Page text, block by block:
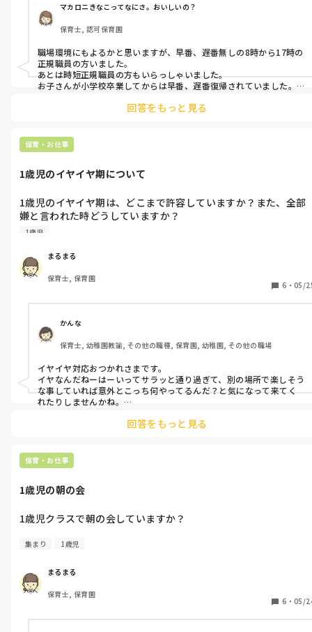
マカロニきなこってなにさ。おいしいの？
保育士, 認可保育園
職場環境にもよるかと思いますが、早番、遅番無しの8時から17時の
正規職員の方いました。
あとは時短正規職員の方もいらっしゃいました。
お子さんが小学校卒業してからは早番、遅番復帰されていました。
仕事との両立はハードだと思いますが、職場に相談されるのもいい
回答をもっと見る
保育・お仕事
1歳児のイヤイヤ期について
1歳児のイヤイヤ期は、どこまで許容していますか？また、全部
嫌と言われた時どうしていますか？
色々と候補を出しますが、どれも嫌！と言われて困っています。
ヤ言っている子を放置する訳にはいきません…（ ;  ; ）
1歳児
まるまる
保育士, 保育園
6 ・ 05/
かんな
保育士, 幼稚園教諭, その他の職種, 保育園, 幼稚園, その他の職場
イヤイヤ対応おつかれさまです。
イヤなんだねーはーいってサラッと通り過ぎて、別の場所で楽しそう
な事していれば意外とこっち何やってるんだ？と気になって来てく
れたりしませんかね。
放置ではなく、見守っていればいいと思いますよ。
回答をもっと見る
保育・お仕事
1歳児の朝の会
1歳児クラスで朝の会していますか？
集まり 1歳児
まるまる
保育士, 保育園
6 ・ 05/